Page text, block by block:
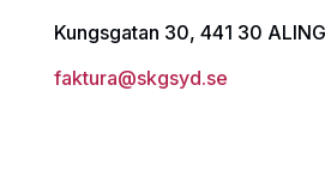
Kungsgatan 30, 441 30
faktura@skgsyd.se